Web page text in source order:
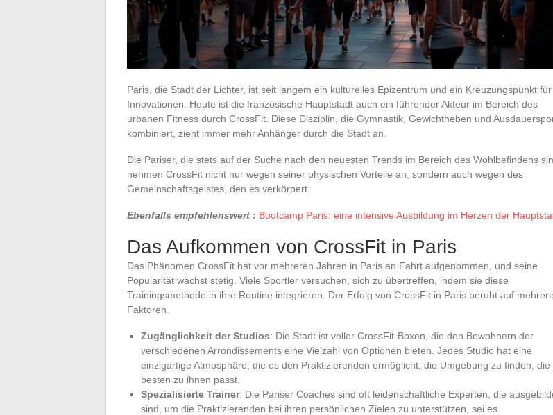
Paris, die Stadt der Lichter, ist seit langem ein kulturelles Epizentrum und ein Kreuzungspunkt für
Innovationen. Heute ist die französische Hauptstadt auch ein führender Akteur im Bereich des
urbanen Fitness durch CrossFit. Diese Disziplin, die Gymnastik, Gewichtheben und
kombiniert, zieht immer mehr Anhänger durch die Stadt an.
Die Pariser, die stets auf der Suche nach den neuesten Trends im Bereich des Wohlbefindens
nehmen CrossFit nicht nur wegen seiner physischen Vorteile an, sondern auch wegen des
Gemeinschaftsgeistes, den es verkörpert.
Ebenfalls empfehlenswert : Bootcamp Paris: eine intensive Ausbildung im Herzen der
Das Aufkommen von CrossFit in Paris
Das Phänomen CrossFit hat vor mehreren Jahren in Paris an Fahrt aufgenommen, und seine
Popularität wächst stetig. Viele Sportler versuchen, sich zu übertreffen, indem sie diese
Trainingsmethode in ihre Routine integrieren. Der Erfolg von CrossFit in Paris beruht auf
Faktoren.
Zugänglichkeit der Studios: Die Stadt ist voller CrossFit-Boxen, die den Bewohnern der
verschiedenen Arrondissements eine Vielzahl von Optionen bieten. Jedes Studio hat eine
einzigartige Atmosphäre, die es den Praktizierenden ermöglicht, die Umgebung zu finden, die
besten zu ihnen passt.
Spezialisierte Trainer: Die Pariser Coaches sind oft leidenschaftliche Experten, die
sind, um die Praktizierenden bei ihren persönlichen Zielen zu unterstützen, sei es